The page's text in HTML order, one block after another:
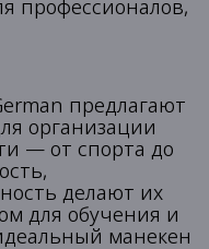
профессионалов,
предлагают
организации
— от спорта до
делают их
для обучения и
манекен